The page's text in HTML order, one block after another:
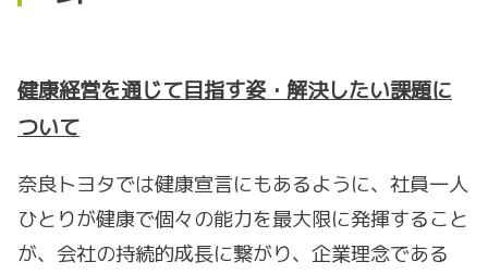
健康経営を通じて目指す姿・解決したい課題に
ついて
奈良トヨタでは健康宣言にもあるように、社員一人
ひとりが健康で個々の能力を最大限に発揮すること
が、会社の持続的成長に繋がり、企業理念である